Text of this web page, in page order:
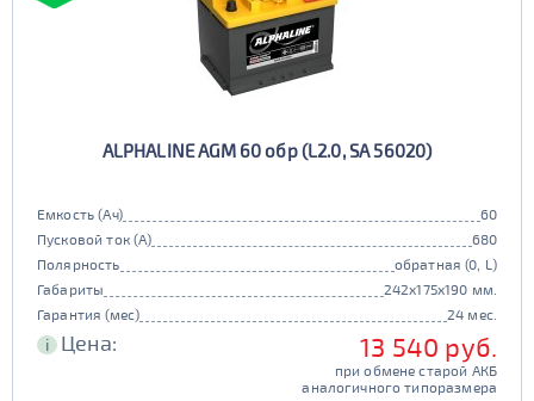
ALPHALINE AGM 60 обр (L2.0, SA 56020)
Емкость (Ач)
60
Пусковой ток (А)
680
Полярность
обратная (0, L)
Габариты
242x175x190 мм.
Гарантия (мес)
24 мес.
i Цена: 13 540 руб.
при обмене старой АКБ
аналогичного типоразмера